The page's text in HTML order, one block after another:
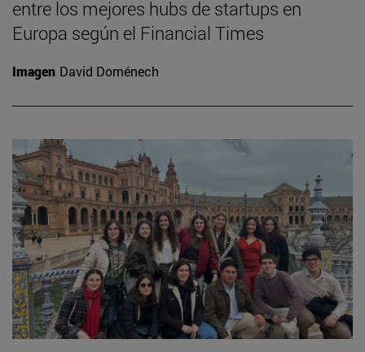
entre los mejores hubs de startups en
Europa según el Financial Times
Imagen David Doménech